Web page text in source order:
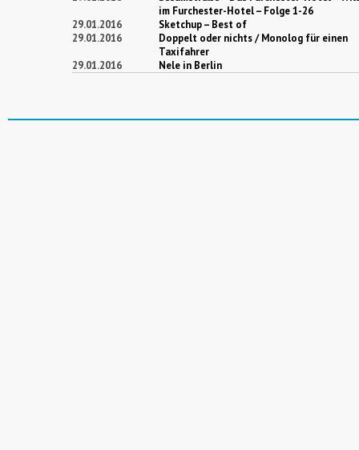
im Furchester-Hotel – Folge 1-26
29.01.2016
Sketchup – Best of
29.01.2016
Doppelt oder nichts / Monolog für einen
Taxifahrer
29.01.2016
Nele in Berlin